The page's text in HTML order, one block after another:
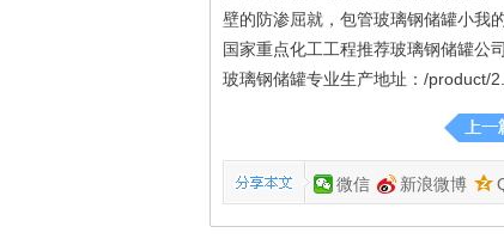
壁的防渗屈就，包管玻璃钢储罐小我
国家重点化工工程推荐玻璃钢储罐公
玻璃钢储罐专业生产地址：/product/
微信 新浪微博